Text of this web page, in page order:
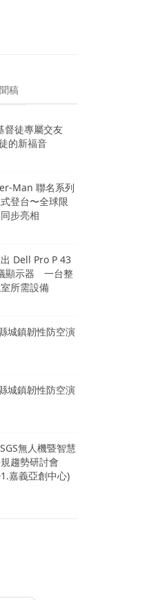
稿
督徒專屬交友
的新福音
Man 聯名系列
登台〜全球限
步亮相
Dell Pro P 43
顯示器 一台整
所需設備
城鎮韌性防空演
城鎮韌性防空演
無人機暨智慧
趨勢研討會
嘉義亞創中心)